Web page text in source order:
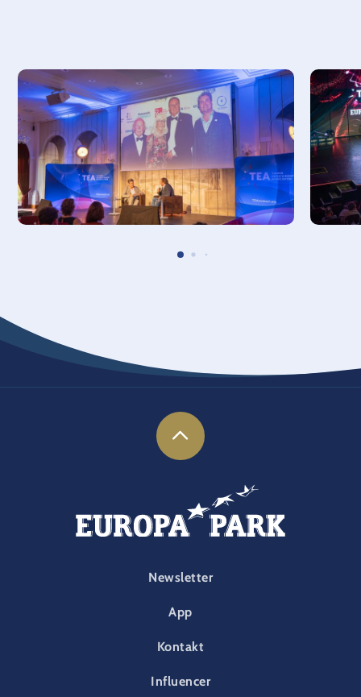
FOOTER-PARK
Newsletter
App
Kontakt
Influencer